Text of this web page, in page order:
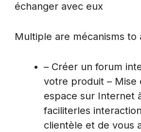
échanger avec eux
Multiple are mécanisms to
– Créer un forum
votre produit – Mise
espace sur Internet
faciliterles
clientèle et de vous